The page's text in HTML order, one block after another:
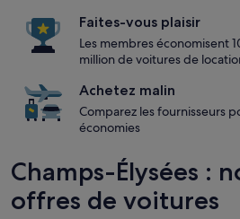
Faites-vous plaisir
Les membres économisent
million de voitures de
Achetez malin
Comparez les fournisseurs
économies
Champs-Élysées :
offres de voitures